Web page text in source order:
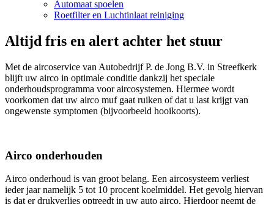
Automaat spoelen
Roetfilter en Luchtinlaat reiniging
Altijd fris en alert achter het stuur
Met de aircoservice van Autobedrijf P. de Jong B.V. in Streefkerk
blijft uw airco in optimale conditie dankzij het speciale
onderhoudsprogramma voor aircosystemen. Hiermee wordt
voorkomen dat uw airco muf gaat ruiken of dat u last krijgt van
ongewenste symptomen (bijvoorbeeld hooikoorts).
Airco onderhouden
Airco onderhoud is van groot belang. Een aircosysteem verliest
ieder jaar namelijk 5 tot 10 procent koelmiddel. Het gevolg hiervan
is dat er drukverlies optreedt in uw auto airco. Hierdoor neemt de